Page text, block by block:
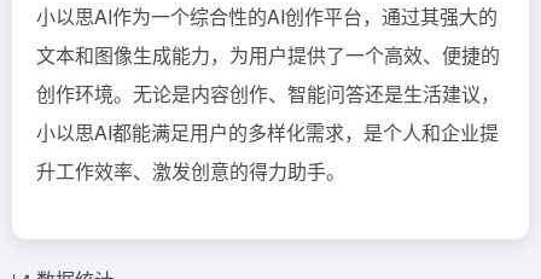
小以思AI作为一个综合性的AI创作平台，通过其强大的
文本和图像生成能力，为用户提供了一个高效、便捷的
创作环境。无论是内容创作、智能问答还是生活建议，
小以思AI都能满足用户的多样化需求，是个人和企业提
升工作效率、激发创意的得力助手。